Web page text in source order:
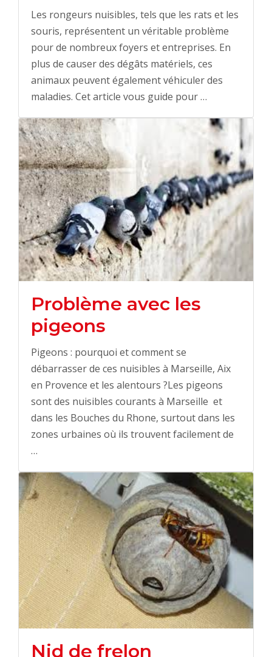
Les rongeurs nuisibles, tels que les rats et les
souris, représentent un véritable problème
pour de nombreux foyers et entreprises. En
plus de causer des dégâts matériels, ces
animaux peuvent également véhiculer des
maladies. Cet article vous guide pour …
Problème avec les
pigeons
Pigeons : pourquoi et comment se
débarrasser de ces nuisibles à Marseille, Aix
en Provence et les alentours ?Les pigeons
sont des nuisibles courants à Marseille et
dans les Bouches du Rhone, surtout dans les
zones urbaines où ils trouvent facilement de
…
Nid de frelon